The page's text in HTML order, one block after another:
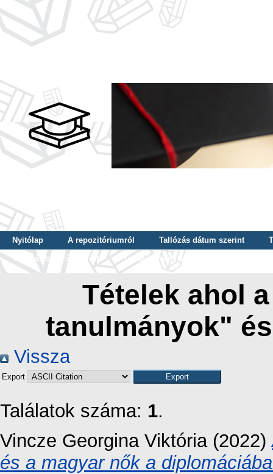
Nyitólap A repozitóriumról Tallózás dátum szerint
Tallózás szerző szerint
Tallózás nyelv szerint
Tételek ahol
tanulmányok"
Vissza
Export
Találatok száma: 1.
Vincze Georgina Viktória (2022)
és a magyar nők a